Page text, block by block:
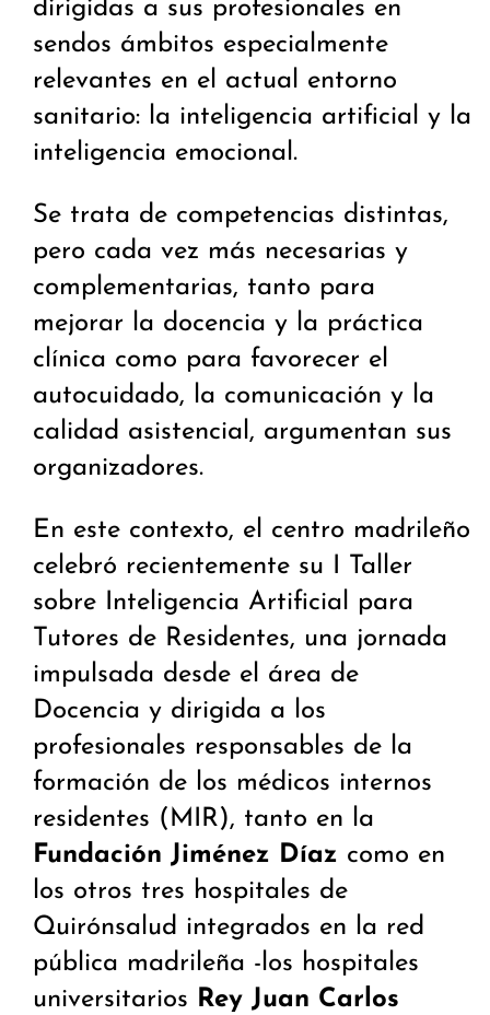
dirigidas a sus profesionales en
sendos ámbitos especialmente
relevantes en el actual entorno
sanitario: la inteligencia artificial y la
inteligencia emocional.
Se trata de competencias distintas,
pero cada vez más necesarias y
complementarias, tanto para
mejorar la docencia y la práctica
clínica como para favorecer el
autocuidado, la comunicación y la
calidad asistencial, argumentan sus
organizadores.
En este contexto, el centro madrileño
celebró recientemente su I Taller
sobre Inteligencia Artificial para
Tutores de Residentes, una jornada
impulsada desde el área de
Docencia y dirigida a los
profesionales responsables de la
formación de los médicos internos
residentes (MIR), tanto en la
Fundación Jiménez Díaz como en
los otros tres hospitales de
Quirónsalud integrados en la red
pública madrileña -los hospitales
universitarios Rey Juan Carlos